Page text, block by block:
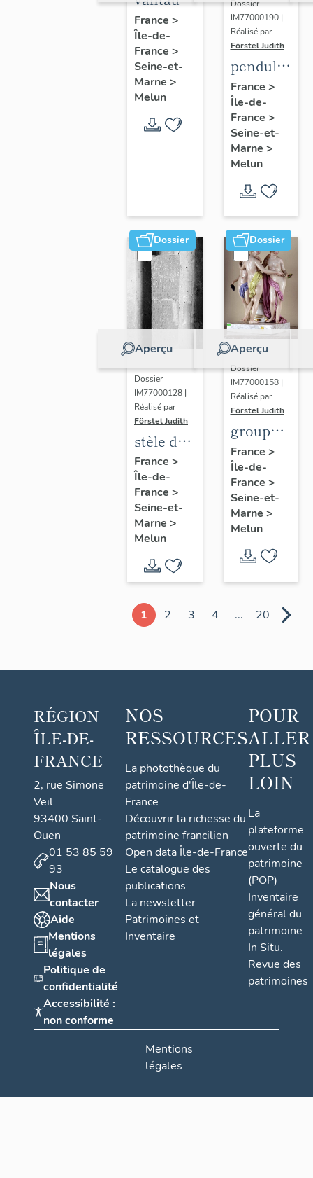
du
portail
central
France >
Île-de-
France >
Seine-et-
Marne >
Melun
Dossier
IM77000190 |
Réalisé par
Förstel Judith
pendule
et paire
de
chandeliers
assortis
France >
Île-de-
France >
Seine-et-
Marne >
Melun
Dossier
Aperçu
Dossier
IM77000128 |
Réalisé par
Förstel Judith
stèle de
Marguerite
Lamour
France >
Île-de-
France >
Seine-et-
Marne >
Melun
Dossier
Aperçu
Dossier
IM77000158 |
Réalisé par
Förstel Judith
groupe
des
Trois
Grâces
France >
Île-de-
France >
Seine-et-
Marne >
Melun
1 2 3 4 ... 20
RÉGION
ÎLE-DE-
FRANCE
2, rue Simone
Veil
93400 Saint-
Ouen
01 53 85 59
93
Nous
contacter
Aide
Mentions
légales
Politique de
confidentialité
Accessibilité :
non conforme
NOS
RESSOURCES
La photothèque du
patrimoine d'Île-de-
France
Découvrir la richesse du
patrimoine francilien
Open data Île-de-France
Le catalogue des
publications
La newsletter
Patrimoines et
Inventaire
POUR
ALLER
PLUS
LOIN
La
plateforme
ouverte du
patrimoine
(POP)
Inventaire
général du
patrimoine
In Situ.
Revue des
patrimoines
Mentions
légales